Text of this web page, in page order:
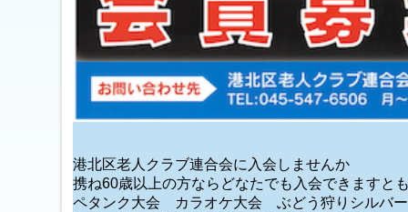
港北区老人クラブ連合会に入会しませんか
携ね60歳以上の方ならどなたでも入会できますと
ペタンク大会 カラオケ大会 ぶどう狩りシルバ